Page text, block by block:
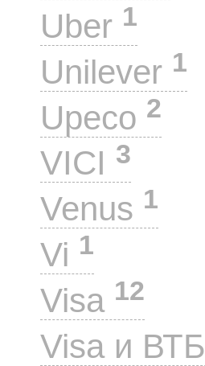
Uber 1
Unilever 1
Upeco 2
VICI 3
Venus 1
Vi 1
Visa 12
Visa и ВТБ